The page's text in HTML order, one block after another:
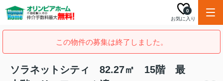
お気に入り
0
この物件の募集は終了しました。
ソラネットシティ 82.27㎡ 15階 最